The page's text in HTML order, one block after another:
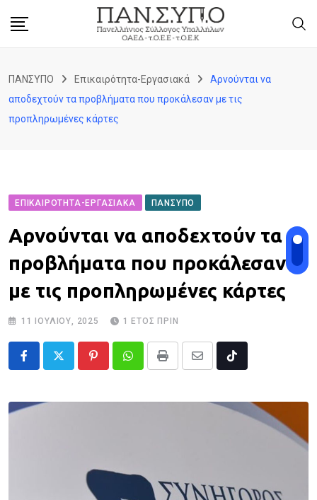
ΠΑΝΣΥΠΟ Επικαιρότητα-Εργασιακά
Αρνούνται να
αποδεχτούν τα προβλήματα που προκάλεσαν με τις
προπληρωμένες κάρτες
ΕΠΙΚΑΙΡΌΤΗΤΑ-ΕΡΓΑΣΙΑΚΆ ΠΑΝΣΥΠΟ
Αρνούνται να αποδεχτούν τα
προβλήματα που προκάλεσαν
με τις προπληρωμένες κάρτες
11 ΙΟΥΛΊΟΥ, 2025 1 ΈΤΟΣ ΠΡΙΝ
PinterestWhatsappPrint
Share
Email
Tiktok